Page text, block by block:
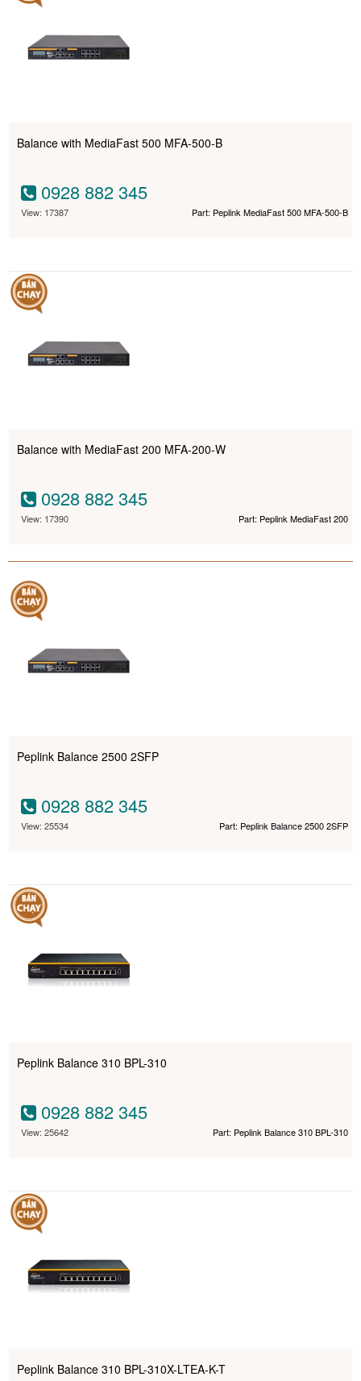
Balance with MediaFast 500 MFA-500-B
0928 882 345
View: 17387 Part: Peplink MediaFast 500 MFA-500-B
Balance with MediaFast 200 MFA-200-W
0928 882 345
View: 17390 Part: Peplink MediaFast 200
Peplink Balance 2500 2SFP
0928 882 345
View: 25534 Part: Peplink Balance 2500 2SFP
Peplink Balance 310 BPL-310
0928 882 345
View: 25642 Part: Peplink Balance 310 BPL-310
Peplink Balance 310 BPL-310X-LTEA-K-T